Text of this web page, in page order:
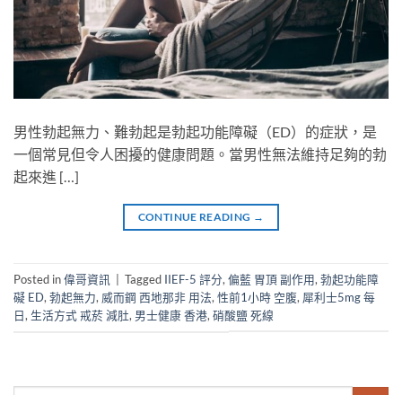
男性勃起無力、難勃起是勃起功能障礙（ED）的症狀，是
一個常見但令人困擾的健康問題。當男性無法維持足夠的勃
起來進 […]
CONTINUE READING →
Posted in偉哥資訊 Tagged IIEF-5 評分, 偏藍 胃頂 副作用, 勃起功能障
礙 ED, 勃起無力, 威而鋼 西地那非 用法, 性前1小時 空腹, 犀利士5mg 每
日, 生活方式 戒菸 減肚, 男士健康 香港, 硝酸鹽 死線